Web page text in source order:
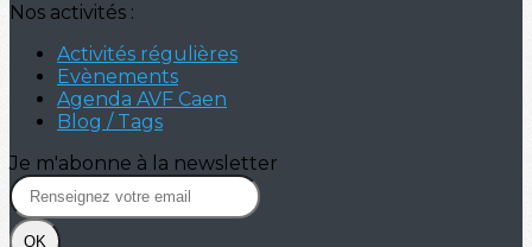
Nos activités :
Activités régulières
Evènements
Agenda AVF Caen
Blog / Tags
Je m'abonne à la newsletter
OK